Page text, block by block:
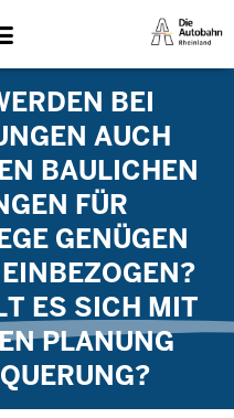
BEI
AUCH
BAULICHEN
FÜR
GENÜGEN
U
ES SICH MIT D
PLANUNG E